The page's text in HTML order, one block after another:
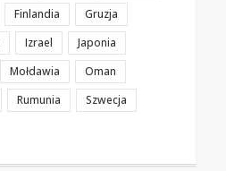
Finlandia
Gruzja
Izrael
Japonia
Mołdawia
Oman
Rumunia
Szwecja